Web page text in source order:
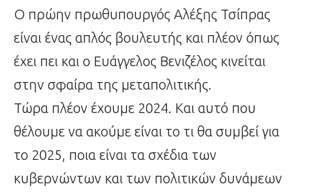
Ο πρώην πρωθυπουργός Αλέξης Τσίπρας
είναι ένας απλός βουλευτής και πλέον όπως
έχει πει και ο Ευάγγελος Βενιζέλος κινείται
στην σφαίρα της μεταπολιτικής.
Τώρα πλέον έχουμε 2024. Και αυτό που
θέλουμε να ακούμε είναι το τι θα συμβεί για
το 2025, ποια είναι τα σχέδια των
κυβερνώντων και των πολιτικών δυνάμεων